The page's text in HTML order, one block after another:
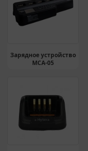
Зарядное устройство
MCA-05